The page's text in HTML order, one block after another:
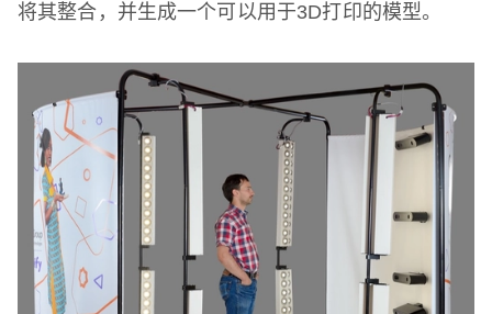
将其整合，并生成一个可以用于3D打印的模型。